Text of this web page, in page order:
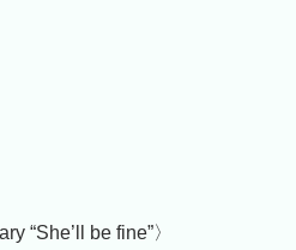
“She’ll be fine”〉